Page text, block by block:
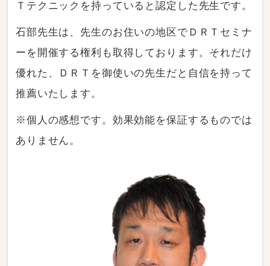
Ｔテクニックを持っていると認定した先生です。
石部先生は、先生のお住いの地区でＤＲＴセミナ
ーを開催する権利も取得しております。それだけ
優れた、ＤＲＴを御使いの先生だと自信を持って
推薦いたします。
※個人の感想です。効果効能を保証するものでは
ありません。